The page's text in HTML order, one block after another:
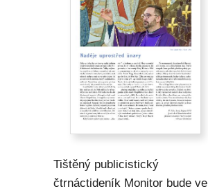
Tištěný publicistický
čtrnáctideník Monitor bude ve